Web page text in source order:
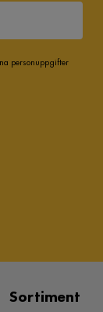
personuppgifter
Sortiment